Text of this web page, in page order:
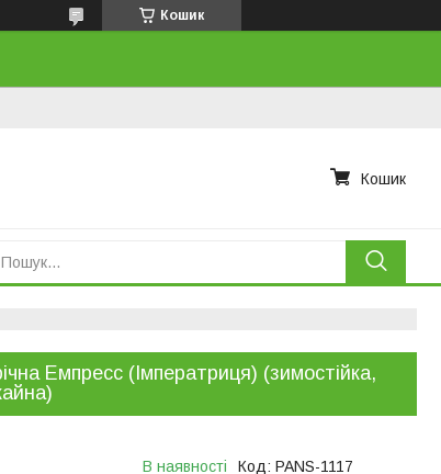
Кошик
Кошик
Емпресс (Імператриця) (зимостійка,
В наявності Код: PANS-1117